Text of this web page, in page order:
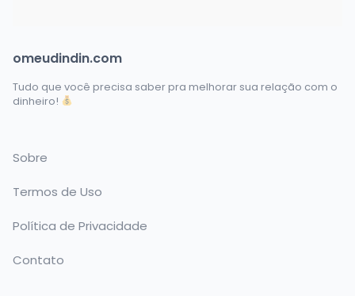
omeudindin.com
Tudo que você precisa saber pra melhorar sua relação com o
dinheiro!
Sobre
Termos de Uso
Política de Privacidade
Contato